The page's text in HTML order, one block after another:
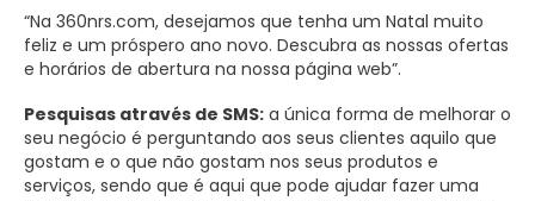
“Na 360nrs.com, desejamos que tenha um Natal muito
feliz e um próspero ano novo. Descubra as nossas ofertas
e horários de abertura na nossa página web”.
Pesquisas através de SMS: a única forma de melhorar o
seu negócio é perguntando aos seus clientes aquilo que
gostam e o que não gostam nos seus produtos e
serviços, sendo que é aqui que pode ajudar fazer uma